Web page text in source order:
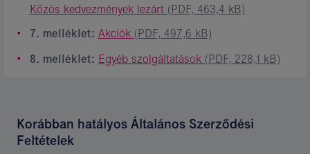
Közös kedvezmények lezárt (PDF, 463,4 kB)
7. melléklet: Akciók (PDF, 497,6 kB)
8. melléklet: Egyéb szolgáltatások (PDF, 228,1 kB)
Korábban hatályos Általános Szerződési
Feltételek